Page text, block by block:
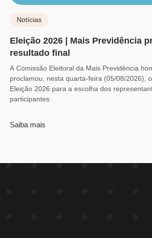
Notícias
Eleição 2026 | Mais Previdência
resultado final
A Comissão Eleitoral da Mais Previdência
proclamou, nesta quarta-feira (05/08/2026),
Eleição 2026 para a escolha dos
participantes
Saiba mais